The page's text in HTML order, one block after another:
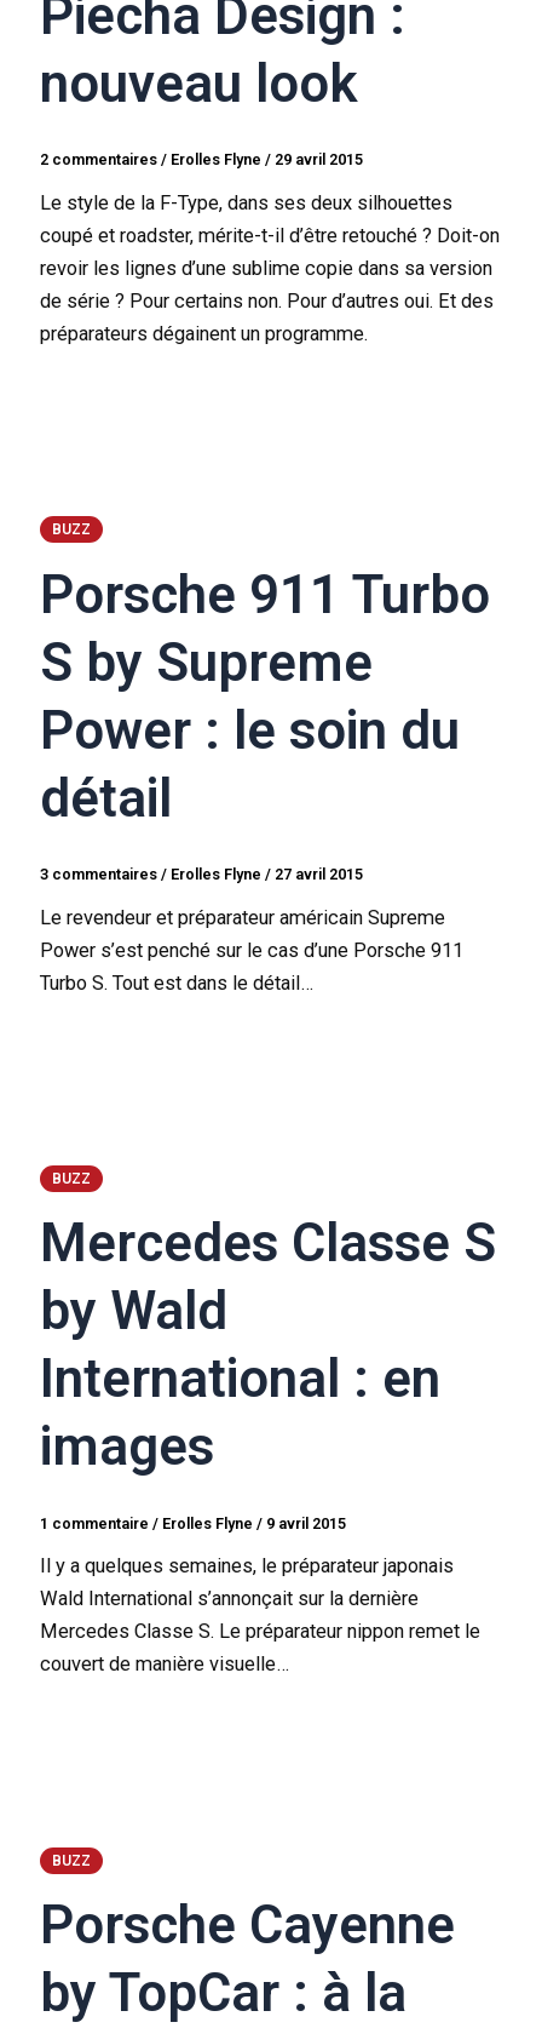
Piecha Design :
nouveau look
2 commentaires / Erolles Flyne/ 29 avril 2015
Le style de la F-Type, dans ses deux silhouettes
coupé et roadster, mérite-t-il d’être retouché ? Doit-on
revoir les lignes d’une sublime copie dans sa version
de série ? Pour certains non. Pour d’autres oui. Et des
préparateurs dégainent un programme.
BUZZ
Porsche 911 Turbo
S by Supreme
Power : le soin du
détail
3 commentaires / Erolles Flyne/ 27 avril 2015
Le revendeur et préparateur américain Supreme
Power s’est penché sur le cas d’une Porsche 911
Turbo S. Tout est dans le détail…
BUZZ
Mercedes Classe S
by Wald
International : en
images
1 commentaire / Erolles Flyne/ 9 avril 2015
Il y a quelques semaines, le préparateur japonais
Wald International s’annonçait sur la dernière
Mercedes Classe S. Le préparateur nippon remet le
couvert de manière visuelle…
BUZZ
Porsche Cayenne
by TopCar : à la